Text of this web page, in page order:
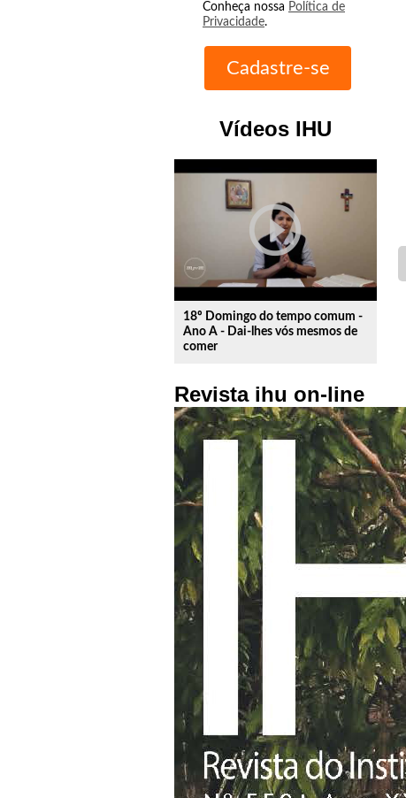
Conheça nossa Política de
Privacidade.
Vídeos IHU
play_circle_outline
18º Domingo do tempo comum -
Ano A - Dai-lhes vós mesmos de
comer
Revista ihu on-line